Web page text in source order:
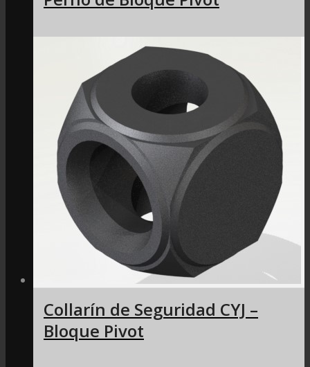
Collarín de Seguridad CYJ –
Bloque Pivot